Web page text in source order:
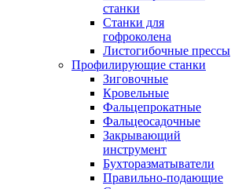
станки
Станки для
гофроколена
Листогибочные прессы
Профилирующие станки
Зиговочные
Кровельные
Фальцепрокатные
Фальцеосадочные
Закрывающий
инструмент
Бухторазматыватели
Правильно-подающие